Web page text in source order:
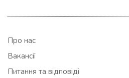
Про нас
Вакансії
Питання та відповіді